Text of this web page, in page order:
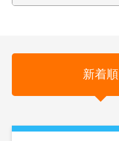
新着順